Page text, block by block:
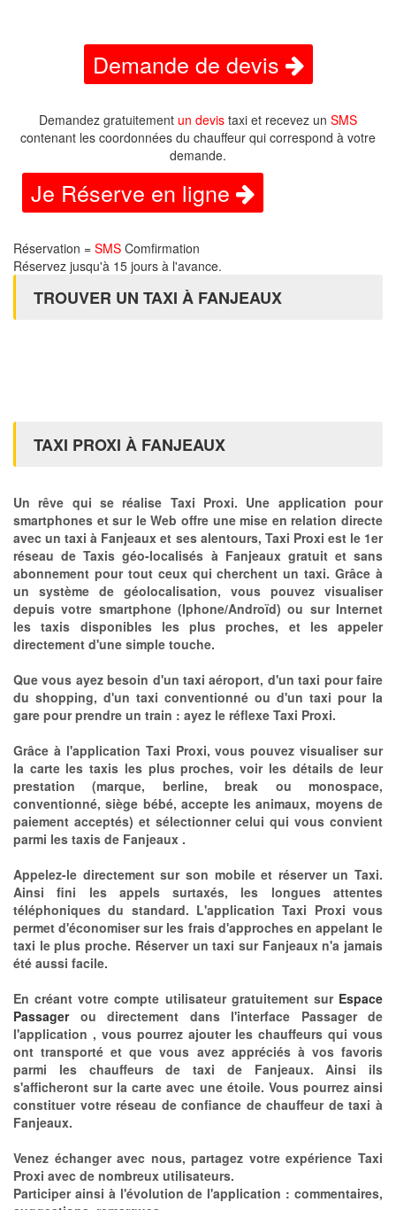
Demande de devis
Demandez gratuitement un devis taxi et recevez un SMS
contenant les coordonnées du chauffeur qui correspond à votre
demande.
Je Réserve en ligne
Réservation = SMS Comfirmation
Réservez jusqu'à 15 jours à l'avance.
TROUVER UN TAXI À FANJEAUX
TAXI PROXI À FANJEAUX
Un rêve qui se réalise Taxi Proxi. Une application pour
smartphones et sur le Web offre une mise en relation directe
avec un taxi à Fanjeaux et ses alentours, Taxi Proxi est le 1er
réseau de Taxis géo-localisés à Fanjeaux gratuit et sans
abonnement pour tout ceux qui cherchent un taxi. Grâce à
un système de géolocalisation, vous pouvez visualiser
depuis votre smartphone (Iphone/Androïd) ou sur Internet
les taxis disponibles les plus proches, et les appeler
directement d'une simple touche.
Que vous ayez besoin d'un taxi aéroport, d'un taxi pour faire
du shopping, d'un taxi conventionné ou d'un taxi pour la
gare pour prendre un train : ayez le réflexe Taxi Proxi.
Grâce à l'application Taxi Proxi, vous pouvez visualiser sur
la carte les taxis les plus proches, voir les détails de leur
prestation (marque, berline, break ou monospace,
conventionné, siège bébé, accepte les animaux, moyens de
paiement acceptés) et sélectionner celui qui vous convient
parmi les taxis de Fanjeaux .
Appelez-le directement sur son mobile et réserver un Taxi.
Ainsi fini les appels surtaxés, les longues attentes
téléphoniques du standard. L'application Taxi Proxi vous
permet d'économiser sur les frais d'approches en appelant le
taxi le plus proche. Réserver un taxi sur Fanjeaux n'a jamais
été aussi facile.
En créant votre compte utilisateur gratuitement sur Espace
Passager ou directement dans l'interface Passager de
l'application , vous pourrez ajouter les chauffeurs qui vous
ont transporté et que vous avez appréciés à vos favoris
parmi les chauffeurs de taxi de Fanjeaux. Ainsi ils
s'afficheront sur la carte avec une étoile. Vous pourrez ainsi
constituer votre réseau de confiance de chauffeur de taxi à
Fanjeaux.
Venez échanger avec nous, partagez votre expérience Taxi
Proxi avec de nombreux utilisateurs.
Participer ainsi à l'évolution de l'application : commentaires,